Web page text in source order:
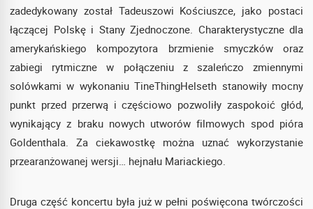
zadedykowany został Tadeuszowi Kościuszce, jako postaci
łączącej Polskę i Stany Zjednoczone. Charakterystyczne dla
amerykańskiego kompozytora brzmienie smyczków oraz
zabiegi rytmiczne w połączeniu z szaleńczo zmiennymi
solówkami w wykonaniu TineThingHelseth stanowiły mocny
punkt przed przerwą i częściowo pozwoliły zaspokoić głód,
wynikający z braku nowych utworów filmowych spod pióra
Goldenthala. Za ciekawostkę można uznać wykorzystanie
przearanżowanej wersji… hejnału Mariackiego.
Druga część koncertu była już w pełni poświęcona twórczości